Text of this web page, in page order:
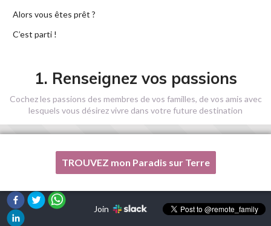
Alors vous êtes prêt ?
C’est parti !
1. Renseignez vos passions
Cochez les passions des membres de vos familles, de vos amis avec
lesquels vous désirez vivre dans votre future destination
Une de mes passions n'est pas listée ici, s'il vous plaît, aidez-
TROUVEZ mon Paradis sur Terre
Join